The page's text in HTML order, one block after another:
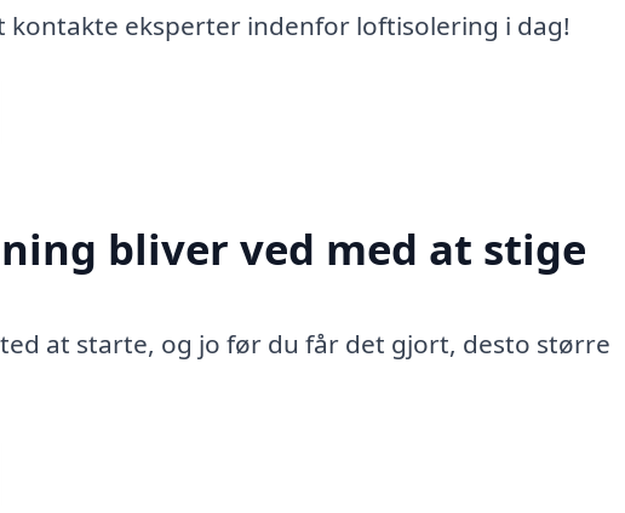
eksperter indenfor loftisolering i dag!
bliver ved med at stige
at starte, og jo før du får det gjort, desto større